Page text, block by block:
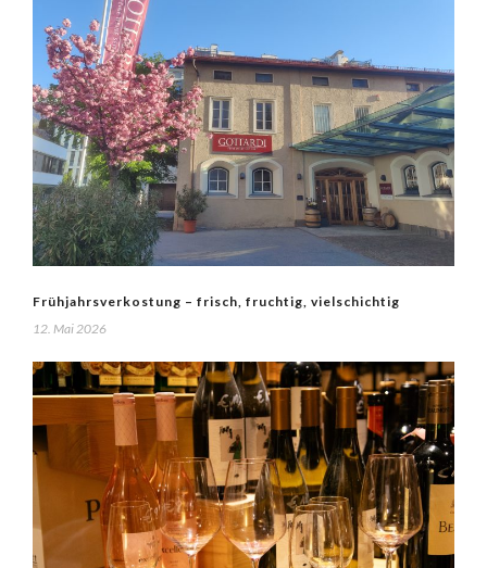
Frühjahrsverkostung – frisch, fruchtig, vielschichtig
12. Mai 2026